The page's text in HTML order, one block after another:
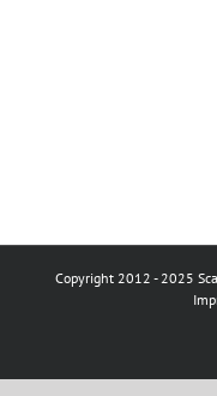
Copyright 2012 - 2025